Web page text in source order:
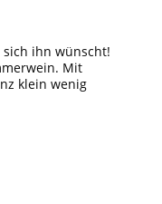
ihn wünscht!
Mit
klein wenig